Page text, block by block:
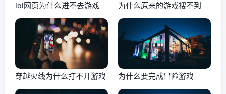
lol网页为什么进不去游戏 为什么原来的游戏搜不到
穿越火线为什么打不开游戏 为什么要完成冒险游戏